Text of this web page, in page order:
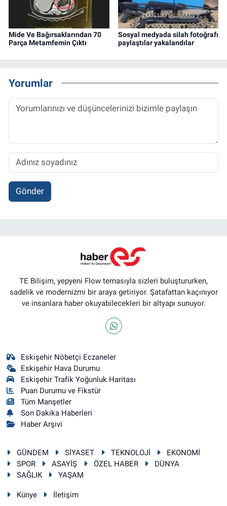
Mide Ve Bağırsaklarından 70
Parça Metamfemin Çıktı
Sosyal medyada silah fotoğrafı
paylaştılar yakalandılar
Yorumlar
Gönder
TE Bilişim, yepyeni Flow temasıyla sizleri buluştururken,
sadelik ve modernizmi bir araya getiriyor. Şatafattan kaçınıyor
ve insanlara haber okuyabilecekleri bir altyapı sunuyor.
Eskişehir Nöbetçi Eczaneler
Eskişehir Hava Durumu
Eskişehir Trafik Yoğunluk Haritası
Puan Durumu ve Fikstür
Tüm Manşetler
Son Dakika Haberleri
Haber Arşivi
GÜNDEM SİYASET TEKNOLOJİ
EKONOMİ
SPOR
ASAYİŞ ÖZEL HABER
DÜNYA
SAĞLIK
YAŞAM
Künye İletişim